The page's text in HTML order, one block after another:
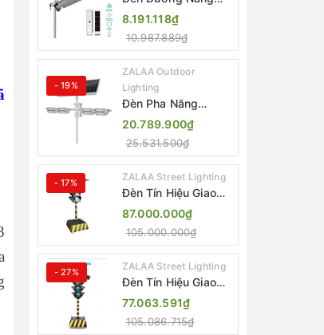
Lượng Mặt Trời Tích
Hợp Camera ZALAA
ZL-BJ04-CCTV
(80W, IP65)
8.191.118₫
10.987.889₫
- 19%
ZALAA Outdoor
Lighting
Đèn Pha Năng
Lượng Mặt Trời Sân
Thể Thao ZALAA
Jsc Chống Nước
IP65 Cao Cấp
20.789.900₫
25.531.500₫
- 17% ZALAA Street Lighting
Đèn Tín Hiệu Giao
Thông Di Động Năng
Lượng Mặt Trời
ZALAA ZL-300A-D
87.000.000₫
105.000.000₫
- 27% ZALAA Street Lighting
Đèn Tín Hiệu Giao
Thông Di Động Năng
Lượng Mặt Trời
ZALAA ZL-409300C
77.063.591₫
105.086.715₫